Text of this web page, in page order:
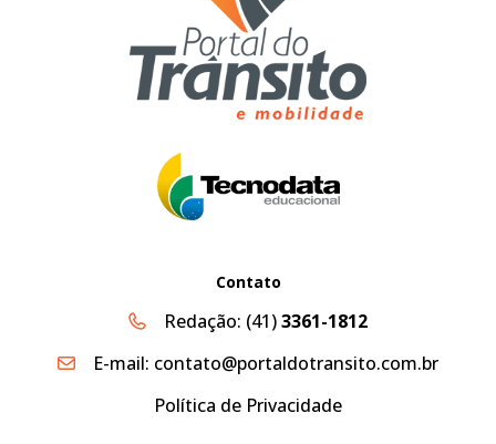
Contato
Redação: (41)3361-1812
E-mail: contato@portaldotransito.com.br
Política de Privacidade